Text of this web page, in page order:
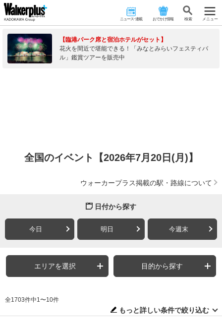
ニュース･連載 おでかけ情報 検 索 メニュー
【臨港パーク席と宿泊ホテルがセット】
花火を間近で堪能できる！「みなとみらいフェスティバ
ル」鑑賞ツアーを販売中
全国のイベント【2026年7月20日(月)】
ウォーカープラス掲載の駅・路線について
日付から探す
今日 明日 今週末
エリアを選択 目的から探す
全1703件中1〜10件
もっと詳しい条件で絞り込む